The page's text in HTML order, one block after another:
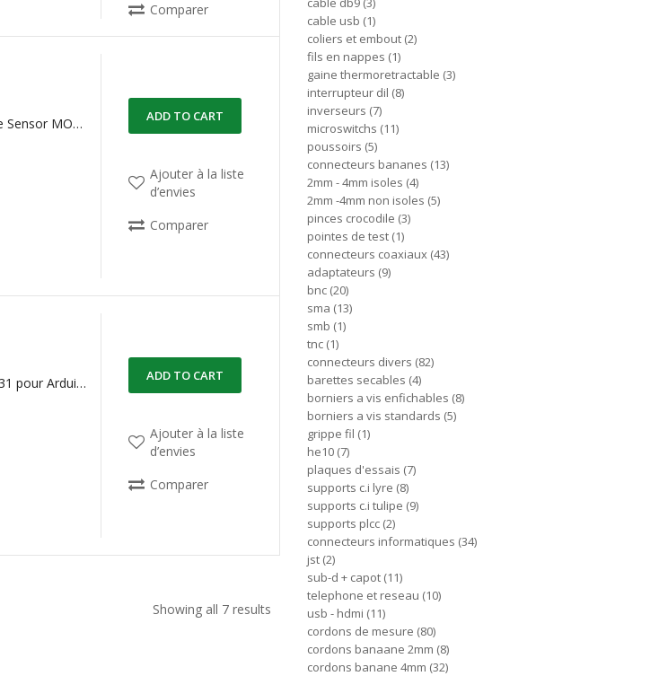
Comparer
MPU9250 Accélèrometre Gyroscope Sensor MODULE 9-AXIS ADD TO CART
Ajouter à la liste
d’envies
Comparer
RPI-1031 Capteur orientation RPI1031 pour Arduino et Raspberry ADD TO CART
Ajouter à la liste
d’envies
Comparer
Showing all 7 results
cable usb 1
coliers et embout 2
fils en nappes 1
gaine thermoretractable 3
interrupteur dil 8
inverseurs 7
microswitchs 11
poussoirs 5
connecteurs bananes 13
2mm - 4mm isoles 4
2mm -4mm non isoles 5
pinces crocodile 3
pointes de test 1
connecteurs coaxiaux 43
adaptateurs 9
bnc 20
sma 13
smb 1
tnc 1
connecteurs divers 82
barettes secables 4
borniers a vis enfichables 8
borniers a vis standards 5
grippe fil 1
he10 7
plaques d'essais 7
supports c.i lyre 8
supports c.i tulipe 9
supports plcc 2
connecteurs informatiques 34
jst 2
sub-d + capot 11
telephone et reseau 10
usb - hdmi 11
cordons de mesure 80
cordons banaane 2mm 8
cordons banane 4mm 32